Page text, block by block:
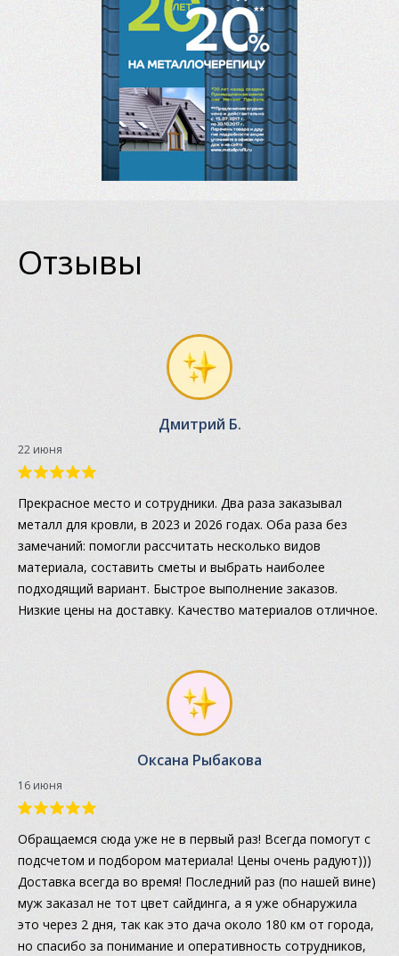
Отзывы
Дмитрий Б.
22 июня
Прекрасное место и сотрудники. Два раза заказывал
металл для кровли, в 2023 и 2026 годах. Оба раза без
замечаний: помогли рассчитать несколько видов
материала, составить сметы и выбрать наиболее
подходящий вариант. Быстрое выполнение заказов.
Низкие цены на доставку. Качество материалов отличное.
Оксана Рыбакова
16 июня
Обращаемся сюда уже не в первый раз! Всегда помогут с
подсчетом и подбором материала! Цены очень радуют)))
Доставка всегда во время! Последний раз (по нашей вине)
муж заказал не тот цвет сайдинга, а я уже обнаружила
это через 2 дня, так как это дача около 180 км от города,
но спасибо за понимание и оперативность сотрудников,